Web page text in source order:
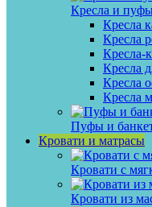
Кресла и
Кресла
Кресла
Кресла-
Кресла
Кресла
Кресла
Пуфы и
Кровати и матрасы
Кровати с
Кровати из